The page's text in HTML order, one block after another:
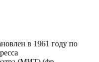
в 1961 году по